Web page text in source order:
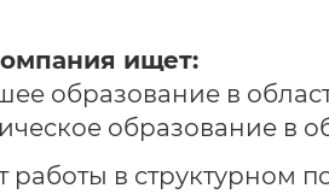
ищет:
образование в
образование в
работы в структурном